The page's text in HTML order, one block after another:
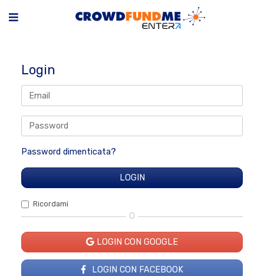
Login
Password dimenticata?
Ricordami
O
LOGIN CON GOOGLE
LOGIN CON FACEBOOK